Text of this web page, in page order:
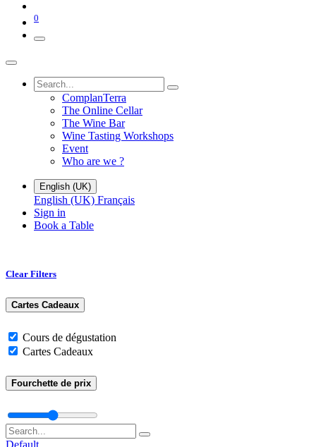
0
ComplanTerra
The Online Cellar​
The Wine Bar
Wine Tasting Workshops
Event
Who are we ?
English (UK)
English (UK) Français
Sign in
Book a Table
Clear Filters
Cartes Cadeaux
Cours de dégustation
Cartes Cadeaux
Fourchette de prix
Default